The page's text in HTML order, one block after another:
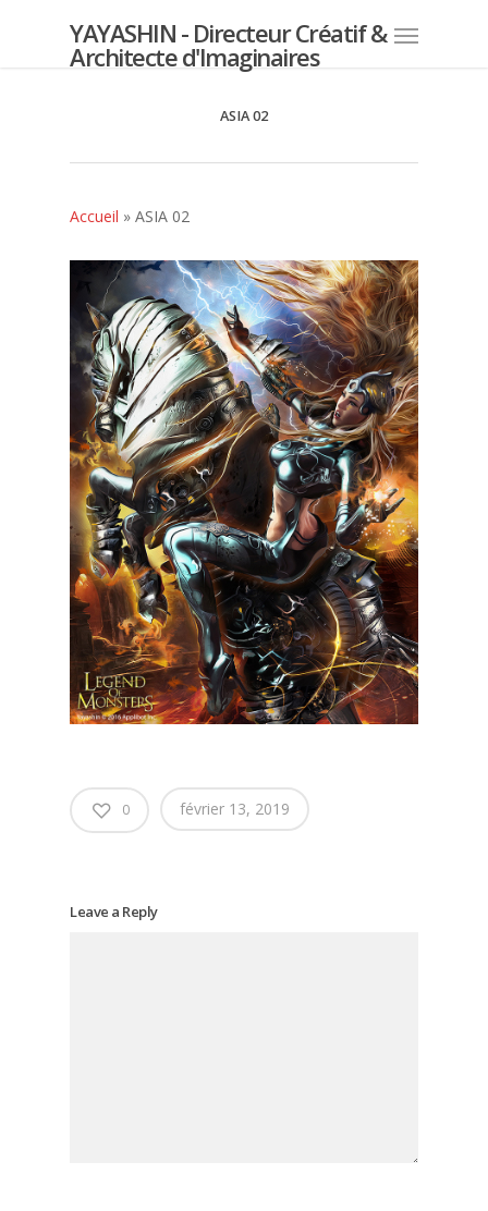
YAYASHIN - Directeur Créatif &
Architecte d'Imaginaires
ASIA 02
Accueil » ASIA 02
0 février 13, 2019
Leave a Reply